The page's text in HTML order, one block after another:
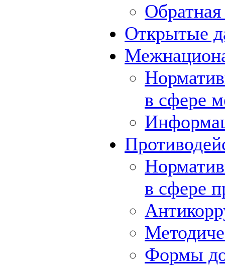
Обратная
Открытые
в сфере
в сфере
Формы